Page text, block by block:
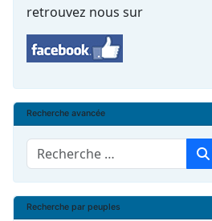
retrouvez nous sur
Recherche avancée
Rechercher
Recherche par peuples